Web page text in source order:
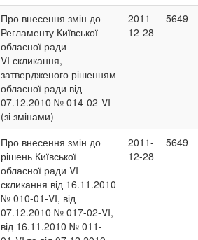
Про внесення змін до
Регламенту Київської
обласної ради
VI скликання,
затвердженого рішенням
обласної ради від
07.12.2010 № 014-02-VI
(зі змінами)
2011-
12-28
5649
Про внесення змін до
рішень Київської
обласної ради VI
скликання від 16.11.2010
№ 010-01-VI, від
07.12.2010 № 017-02-VI,
від 16.11.2010 № 011-
2011-
12-28
5649